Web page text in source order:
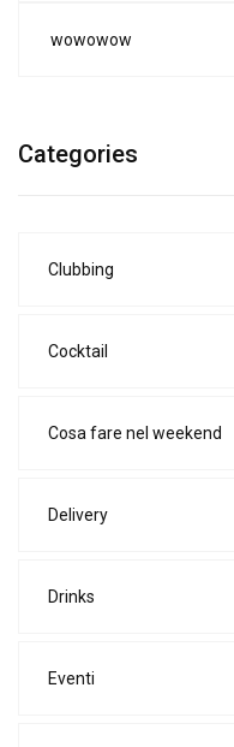
wowowow
Categories
Clubbing
Cocktail
Cosa fare nel weekend
Delivery
Drinks
Eventi